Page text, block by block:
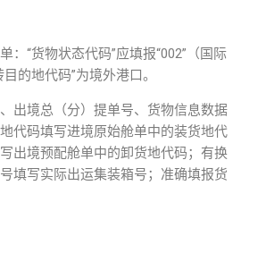
：“货物状态代码”应填报“002”（国际
的地代码”为境外港口。
出境总（分）提单号、货物信息数据
代码填写进境原始舱单中的装货地代
出境预配舱单中的卸货地代码；有换
填写实际出运集装箱号；准确填报货